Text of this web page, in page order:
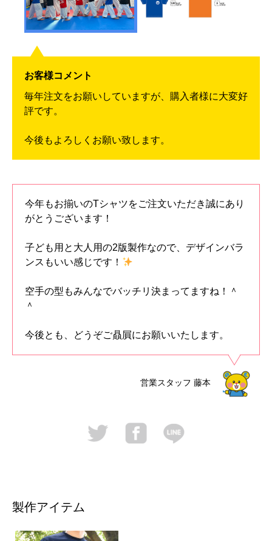
お客様コメント
毎年注文をお願いしていますが、購入者様に大変好
評です。
今後もよろしくお願い致します。
今年もお揃いのTシャツをご注文いただき誠にあり
がとうございます！
子ども用と大人用の2版製作なので、デザインバラ
ンスもいい感じです！
空手の型もみんなでバッチリ決まってますね！＾
＾
今後とも、どうぞご贔屓にお願いいたします。
営業スタッフ 藤本
製作アイテム